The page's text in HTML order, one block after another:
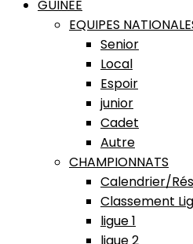
GUINEE
EQUIPES
Senior
Local
Espoir
junior
Cadet
Autre
CHAMPIONNATS
Calendrier/
Classement
ligue 1
ligue 2